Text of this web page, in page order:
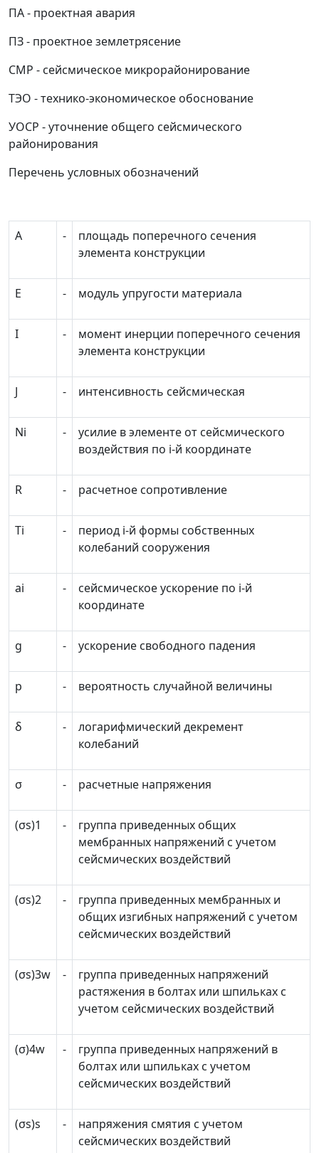
ПА - проектная авария
ПЗ - проектное землетрясение
СМР - сейсмическое микрорайонирование
ТЭО - технико-экономическое обоснование
УОСР - уточнение общего сейсмического
районирования
Перечень условных обозначений
A -
площадь поперечного сечения
элемента конструкции
Е - модуль упругости материала
I -
момент инерции поперечного сечения
элемента конструкции
J - интенсивность сейсмическая
Ni -
усилие в элементе от сейсмического
воздействия по i-й координате
R - расчетное сопротивление
Ti - период i-й формы собственных
колебаний сооружения
ai - сейсмическое ускорение по i-й
координате
g - ускорение свободного падения
p - вероятность случайной величины
δ -
логарифмический декремент
колебаний
σ - расчетные напряжения
(σs)1 -
группа приведенных общих
мембранных напряжений с учетом
сейсмических воздействий
(σs)2 -
группа приведенных мембранных и
общих изгибных напряжений с учетом
сейсмических воздействий
(σs)3w -
группа приведенных напряжений
растяжения в болтах или шпильках с
учетом сейсмических воздействий
(σ)4w -
группа приведенных напряжений в
болтах или шпильках с учетом
сейсмических воздействий
(σs)s -
напряжения смятия с учетом
сейсмических воздействий